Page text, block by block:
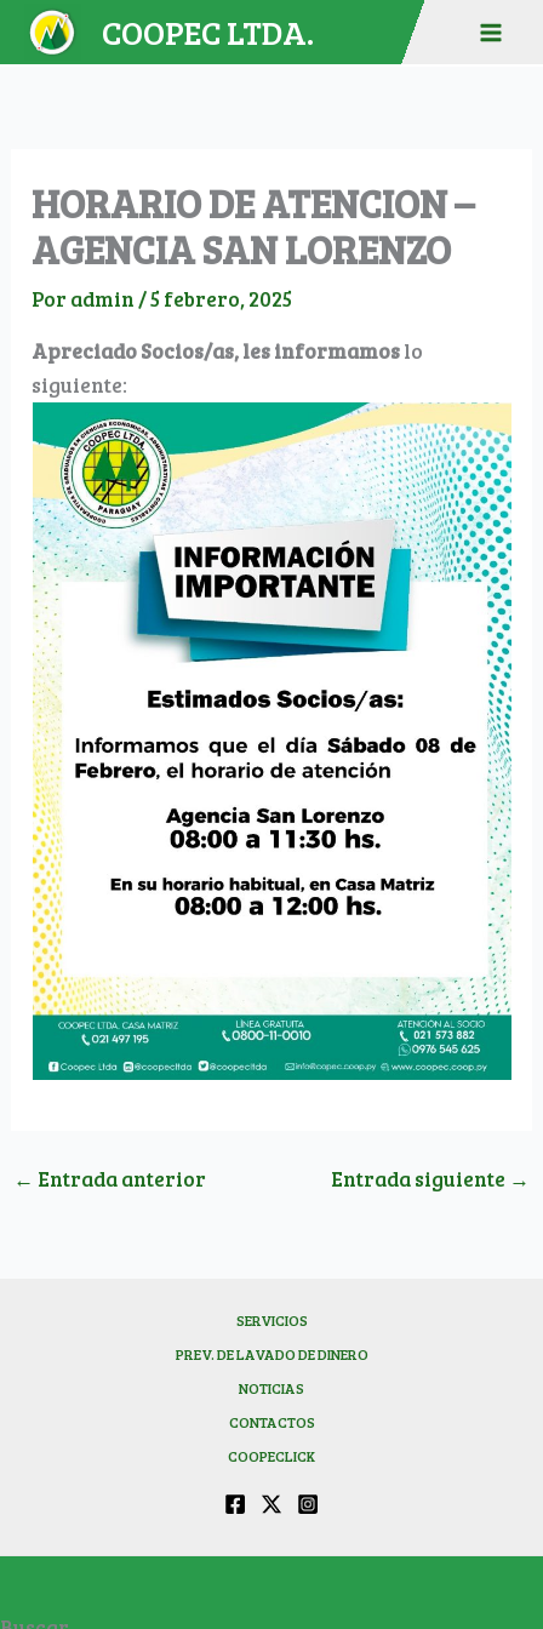
COOPEC LTDA.
HORARIO DE ATENCION –
AGENCIA SAN LORENZO
Por admin /5 febrero, 2025
Apreciado Socios/as, les informamoslo
siguiente:
← Entrada anterior Entrada siguiente →
SERVICIOS
PREV. DE LAVADO DE DINERO
NOTICIAS
CONTACTOS
COOPECLICK